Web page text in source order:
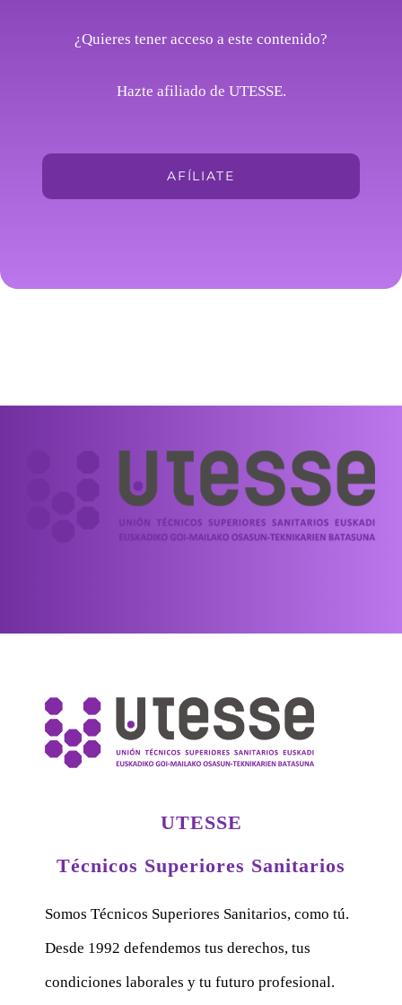
¿Quieres tener acceso a este contenido?
Hazte afiliado de UTESSE.
AFÍLIATE
UTESSE
Técnicos Superiores Sanitarios
Somos Técnicos Superiores Sanitarios, como tú.
Desde 1992 defendemos tus derechos, tus
condiciones laborales y tu futuro profesional.